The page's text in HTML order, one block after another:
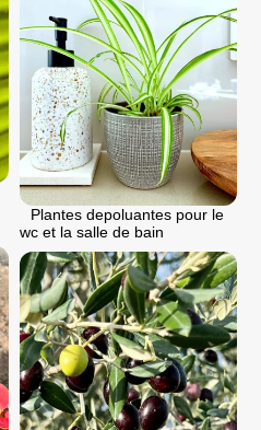
Plantes depoluantes pour le
wc et la salle de bain